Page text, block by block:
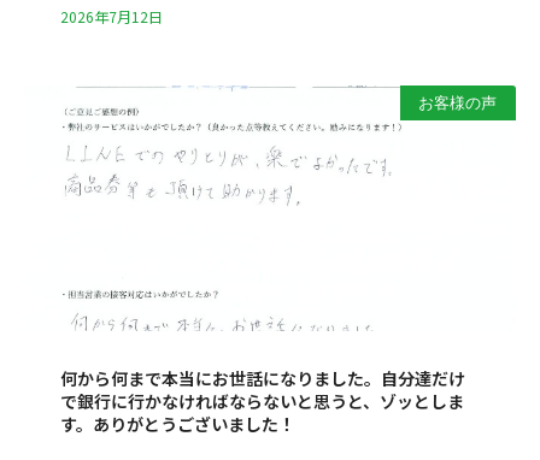
2026年7月12日
お客様の声
何から何まで本当にお世話になりました。自分達だけ
で銀行に行かなければならないと思うと、ゾッとしま
す。ありがとうございました！